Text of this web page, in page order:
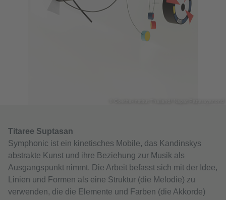
Titaree Suptasan
Symphonic ist ein kinetisches Mobile, das Kandinskys
abstrakte Kunst und ihre Beziehung zur Musik als
Ausgangspunkt nimmt. Die Arbeit befasst sich mit der Idee,
Linien und Formen als eine Struktur (die Melodie) zu
verwenden, die die Elemente und Farben (die Akkorde)